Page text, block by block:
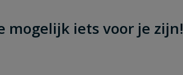
mogelijk iets voor je zijn!